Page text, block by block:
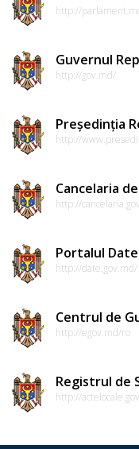
de
etică
a
publici
Linia
informare
Transparență
decizională
Dispozițiile
http://
Guvernul
http://gov.md/
Președinția
http://
Cancelaria
http://
Portalul
http://date.gov.md/
Centrul de
http://egov.md/ro
Registrul de
http://